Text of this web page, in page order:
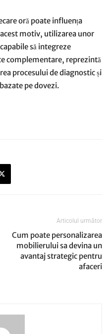
oră poate influența
motiv, utilizarea unor
să integreze
complementare, reprezintă
procesului de diagnostic și
pe dovezi.
Articolul următor
Cum poate personalizarea
mobilierului sa devina un
avantaj strategic pentru
afaceri